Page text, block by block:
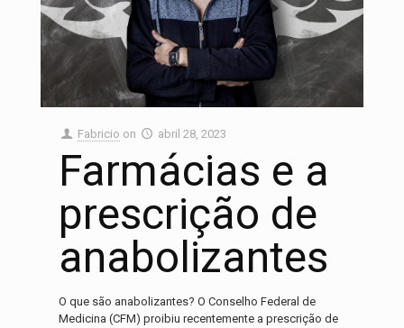
Fabricio on abril 28, 2023
Farmácias e a
prescrição de
anabolizantes
O que são anabolizantes? O Conselho Federal de
Medicina (CFM) proibiu recentemente a prescrição de